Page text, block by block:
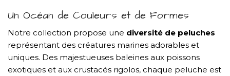
Un Océan de Couleurs et de Formes
Notre collection propose une diversité de peluches
représentant des créatures marines adorables et
uniques. Des majestueuses baleines aux poissons
exotiques et aux crustacés rigolos, chaque peluche est